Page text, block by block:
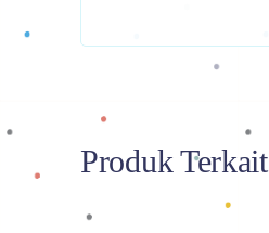
Produk Terkait